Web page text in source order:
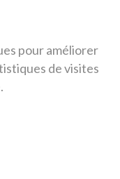
pour améliorer
de visites